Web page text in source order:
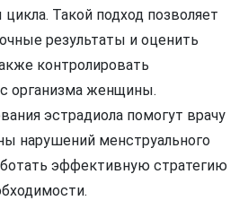
Такой подход позволяет
результаты и оценить
контролировать
организма женщины.
эстрадиола помогут врачу
нарушений менструального
эффективную стратегию